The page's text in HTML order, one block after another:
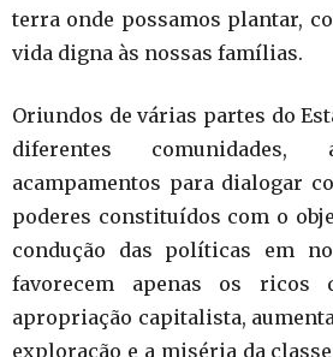
terra onde possamos plantar,
vida digna às nossas famílias.
Oriundos de várias partes do
diferentes comunidades,
acampamentos para dialogar
poderes constituídos com o
condução das políticas em
favorecem apenas os ricos
apropriação capitalista,
exploração e a miséria da